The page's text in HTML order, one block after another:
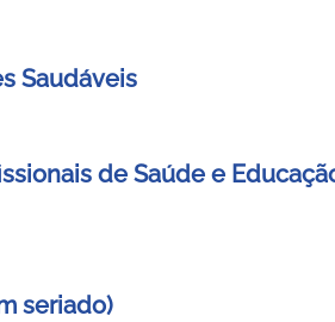
Saudáveis
de Saúde e
seriado)